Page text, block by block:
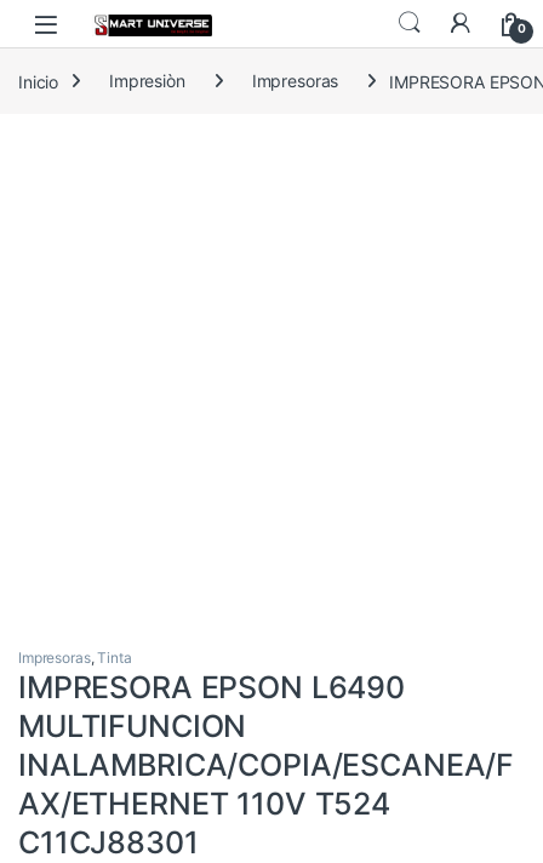
Skip to navigation
Skip to content
0
Inicio Impresiòn Impresoras IMPRESORA
Impresoras,Tinta
IMPRESORA EPSON L6490
MULTIFUNCION
INALAMBRICA/COPIA/ESCANEA/F
AX/ETHERNET 110V T524
C11CJ88301